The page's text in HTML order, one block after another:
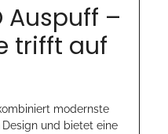
Auspuff –
trifft auf
modernste
und bietet eine